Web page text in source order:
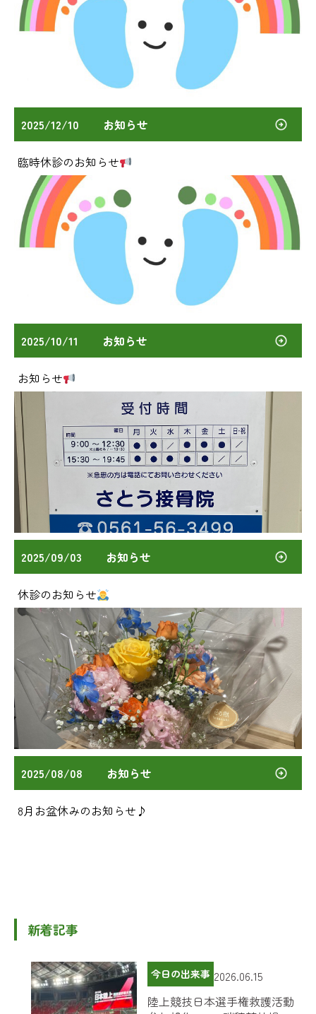
2025/12/10 お知らせ
臨時休診のお知らせ
2025/10/11 お知らせ
お知らせ
2025/09/03 お知らせ
休診のお知らせ
2025/08/08 お知らせ
8月お盆休みのお知らせ♪
新着記事
今日の出来事 2026.06.15
陸上競技日本選手権救護活動